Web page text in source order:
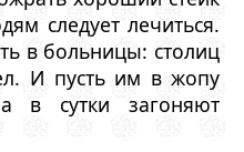
следует лечиться.
в больницы: столиц
И пусть им в жопу
в сутки загоняют